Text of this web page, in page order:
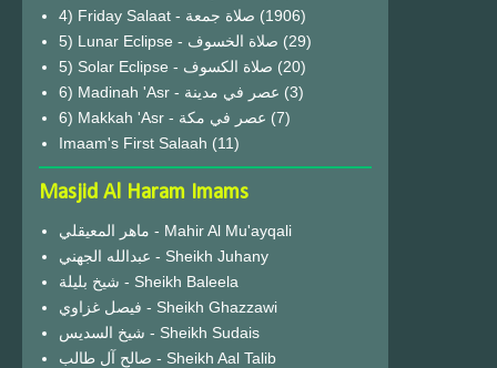
4) Friday Salaat - صلاة جمعة (1906)
5) Lunar Eclipse - صلاة الخسوف (29)
(20)
6) Madinah 'Asr - عصر في مدينة (3)
6) Makkah 'Asr - عصر في مكة (7)
Imaam's First Salaah (11)
Masjid Al Haram Imams
ماهر المعيقلي - Mahir Al Mu'ayqali
عبدالله الجهني - Sheikh Juhany
شيخ بليلة - Sheikh Baleela
فيصل غزاوي - Sheikh Ghazzawi
شيخ السديس - Sheikh Sudais
صالح آل طالب - Sheikh Aal Talib